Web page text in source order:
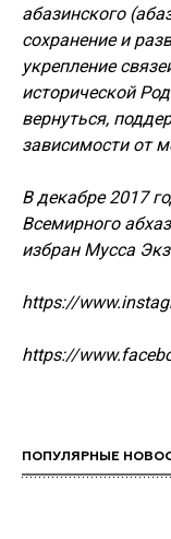
абазинского
сохранение и
укрепление
исторической
вернуться,
зависимости от
В декабре 2017
Всемирного
избран Мусса
https://
https://
ПОПУЛЯРНЫЕ